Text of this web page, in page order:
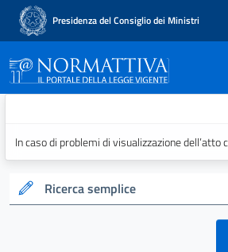
Presidenza del Consiglio dei Ministri
Normattiva - Il
In caso di problemi di visualizzazione dell’atto
Ricerca semplice